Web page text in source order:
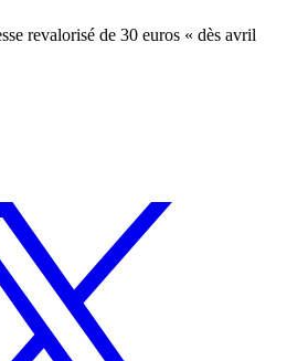
revalorisé de 30 euros « dès avril